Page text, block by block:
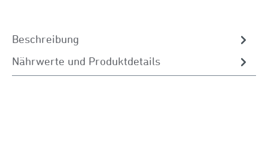
Beschreibung
Nährwerte und Produktdetails